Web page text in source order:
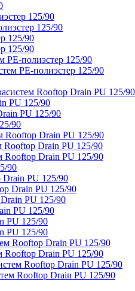
125/90
125/90
125/90
125/90
PE-полиэстер 125/90
PE-полиэстер 125/90
Rooftop Drain PU 125/90
PU 125/90
PU 125/90
90
Rooftop Drain PU 125/90
Drain PU 125/90
Drain PU 125/90
90
PU 125/90
Drain PU 125/90
PU 125/90
PU 125/90
PU 125/90
PU 125/90
Rooftop Drain PU 125/90
Rooftop Drain PU 125/90
Rooftop Drain PU 125/90
Rooftop Drain PU 125/90